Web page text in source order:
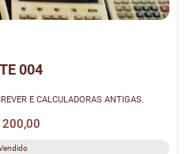
004
E CALCULADORAS ANTIGAS.
200,00